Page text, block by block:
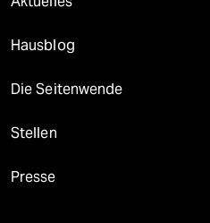
Hausblog
Die Seitenwende
Stellen
Presse